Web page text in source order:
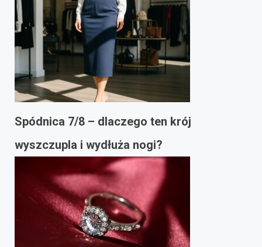
Spódnica 7/8 – dlaczego ten krój
wyszczupla i wydłuża nogi?